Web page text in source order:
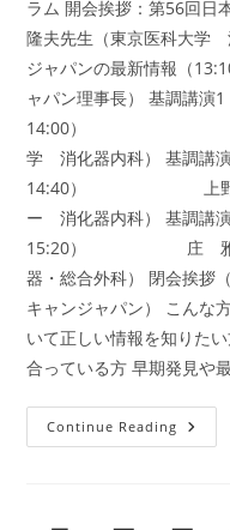
ラム 開会挨拶：第
隆夫先生（東京医科大学
ジャパンの最新情報（
ャパン理事長） 基調講演
14:00） 中井 陽
学 消化器内科） 基調講
14:40） 上野 誠先
ー 消化器内科） 基調講
15:20） 庄 雅之先
器・総合外科） 閉会挨拶
キャンジャパン） こんな
いて正しい情報を知りた
合っている方 早期発見や
Continue Reading 第
56